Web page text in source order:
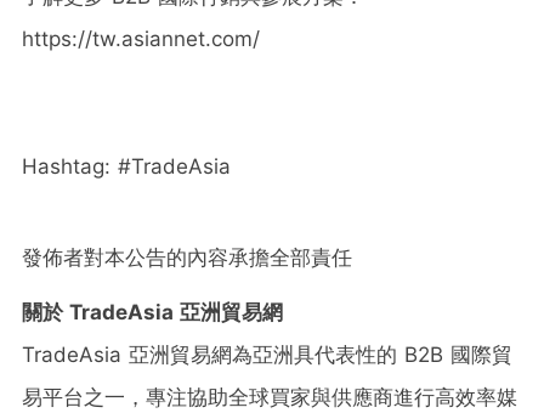
https://tw.asiannet.com/
Hashtag: #TradeAsia
發佈者對本公告的內容承擔全部責任
關於 TradeAsia 亞洲貿易網
TradeAsia 亞洲貿易網為亞洲具代表性的 B2B 國際貿
易平台之一，專注協助全球買家與供應商進行高效率媒